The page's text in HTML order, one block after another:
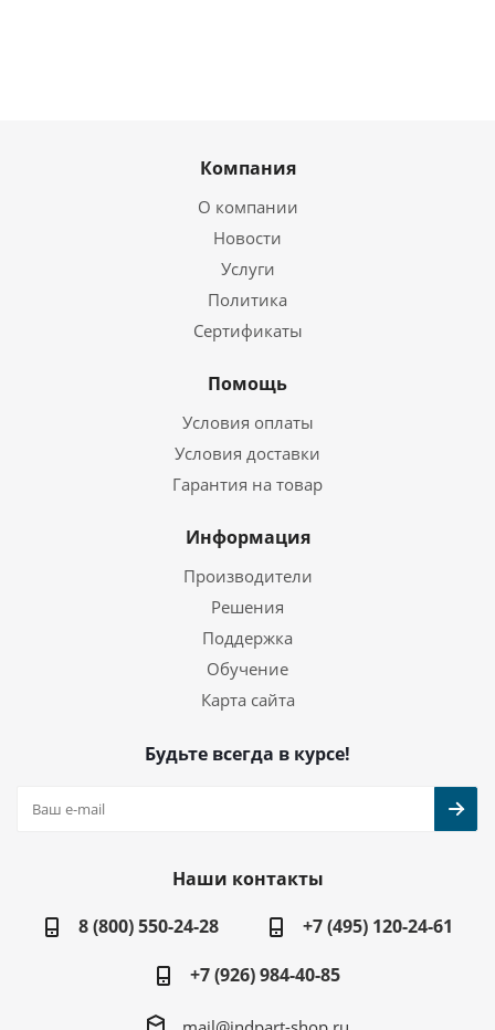
Компания
О компании
Новости
Услуги
Политика
Сертификаты
Помощь
Условия оплаты
Условия доставки
Гарантия на товар
Информация
Производители
Решения
Поддержка
Обучение
Карта сайта
Будьте всегда в курсе!
Наши контакты
8 (800) 550-24-28
+7 (495) 120-24-61
+7 (926) 984-40-85